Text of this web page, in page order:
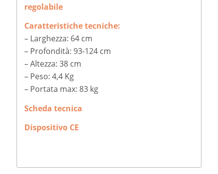
regolabile
Caratteristiche tecniche:
– Larghezza: 64 cm
– Profondità: 93-124 cm
– Altezza: 38 cm
– Peso: 4,4 Kg
– Portata max: 83 kg
Scheda tecnica
Dispositivo CE